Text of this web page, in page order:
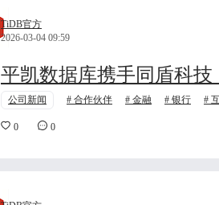
TiDB官方
2026-03-04 09:59
平凯数据库携手同盾科
公司新闻 合作伙伴 金融 银行
0 0